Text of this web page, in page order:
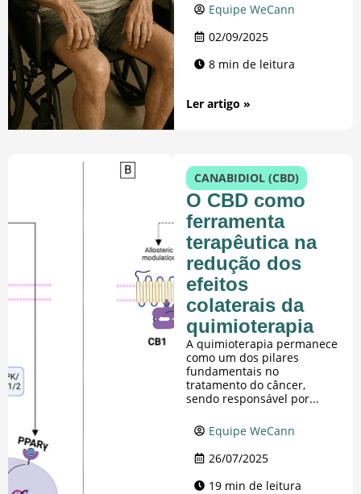
Equipe WeCann
02/09/2025
8 min de leitura
Ler artigo »
CANABIDIOL (CBD)
O CBD como
ferramenta
terapêutica na
redução dos
efeitos
colaterais da
quimioterapia
A quimioterapia permanece
como um dos pilares
fundamentais no
tratamento do câncer,
sendo responsável por...
Equipe WeCann
26/07/2025
19 min de leitura